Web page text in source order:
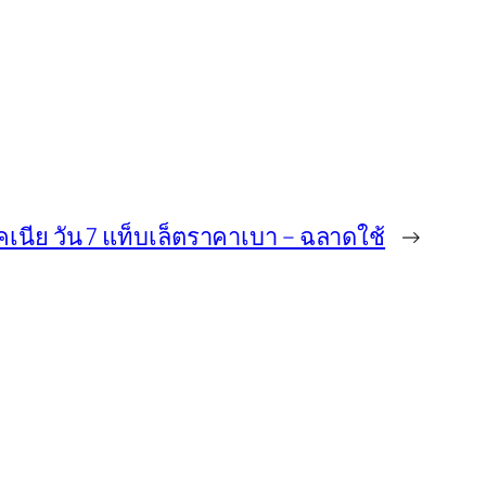
เนีย วัน 7 แท็บเล็ตราคาเบา – ฉลาดใช้ →